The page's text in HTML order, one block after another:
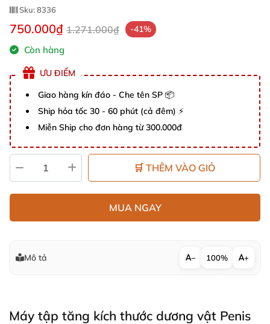
Sku:8336
750.000₫ 1.271.000₫ -41%
Còn hàng
ƯU ĐIỂM
Giao hàng kín đáo - Che tên SP 📦
Ship hỏa tốc 30 - 60 phút (cả đêm) ⚡
Miễn Ship cho đơn hàng từ 300.000đ
🛒 THÊM VÀO GIỎ
MUA NGAY
Mô tả − 100% +
Máy tập tăng kích thước dương vật Penis